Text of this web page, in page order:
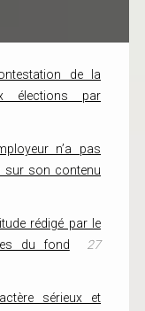
de la
élections par
n’a pas
sur son contenu
rédigé par le
du fond
27
sérieux et